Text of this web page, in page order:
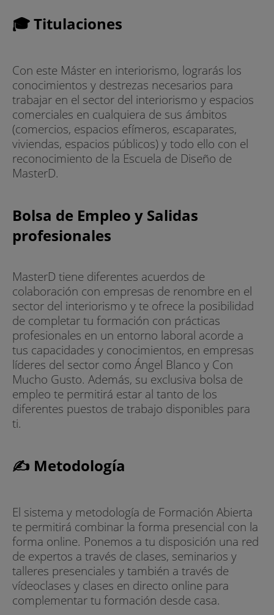
🎓 Titulaciones
Con este Máster en interiorismo, lograrás los
conocimientos y destrezas necesarios para
trabajar en el sector del interiorismo y espacios
comerciales en cualquiera de sus ámbitos
(comercios, espacios efímeros, escaparates,
viviendas, espacios públicos) y todo ello con el
reconocimiento de la Escuela de Diseño de
MasterD.
Bolsa de Empleo y Salidas
profesionales
MasterD tiene diferentes acuerdos de
colaboración con empresas de renombre en el
sector del interiorismo y te ofrece la posibilidad
de completar tu formación con prácticas
profesionales en un entorno laboral acorde a
tus capacidades y conocimientos, en empresas
líderes del sector como Ángel Blanco y Con
Mucho Gusto. Además, su exclusiva bolsa de
empleo te permitirá estar al tanto de los
diferentes puestos de trabajo disponibles para
ti.
✍ Metodología
El sistema y metodología de Formación Abierta
te permitirá combinar la forma presencial con la
forma online. Ponemos a tu disposición una red
de expertos a través de clases, seminarios y
talleres presenciales y también a través de
vídeoclases y clases en directo online para
complementar tu formación desde casa.